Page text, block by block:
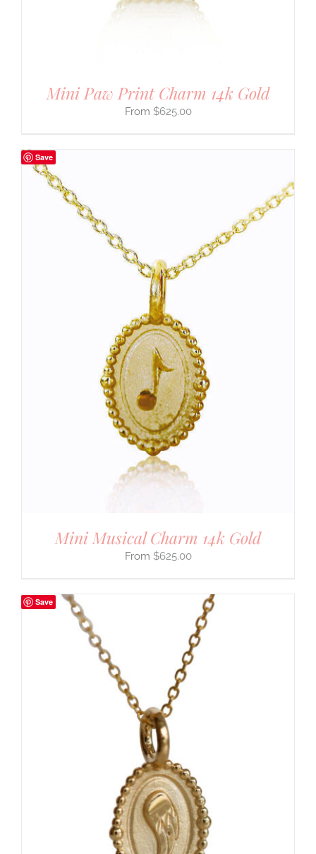
Mini Paw Print Charm 14k Gold
$625.00
Save
Mini Musical Charm 14k Gold
$625.00
Save